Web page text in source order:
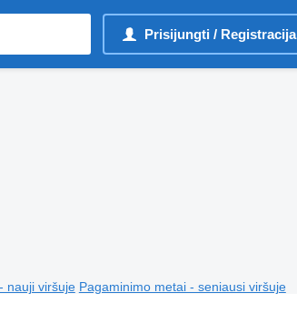
Prisijungti / Registracija
nauji viršuje Pagaminimo metai - seniausi viršuje